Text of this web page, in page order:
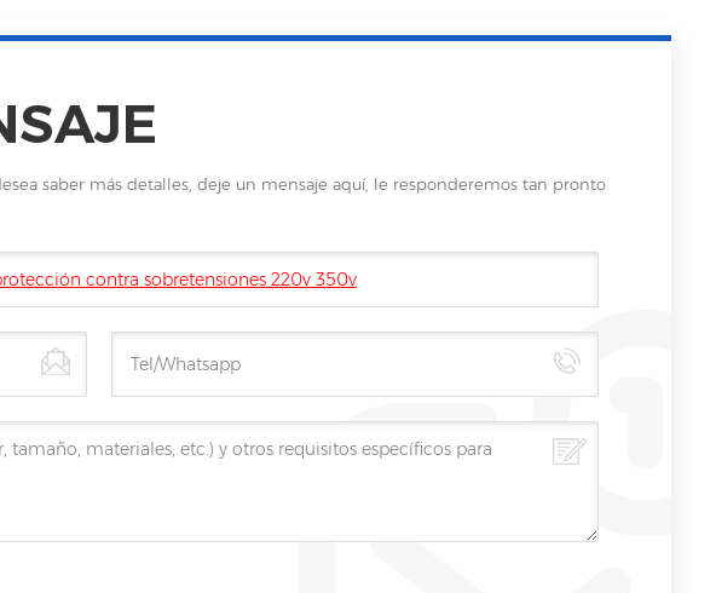
saber más detalles, deje un mensaje aquí, le responderemos tan pronto
contra sobretensiones 220v 350v